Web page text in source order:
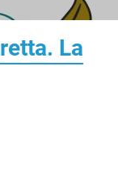
La